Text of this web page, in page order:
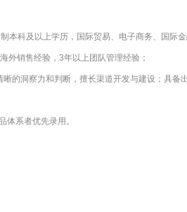
本科及以上学历，国际贸易、电子商务、国际
外销售经验，3年以上团队管理经验；
的洞察力和判断，擅长渠道开发与建设；具备
体系者优先录用。